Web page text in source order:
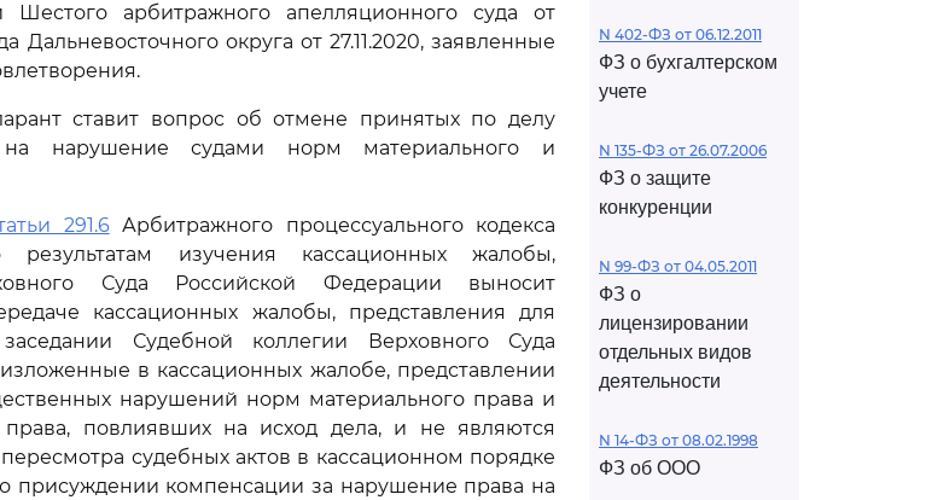
Шестого арбитражного апелляционного суда от
Дальневосточного округа от 27.11.2020, заявленные
ставит вопрос об отмене принятых по делу
на нарушение судами норм материального и
291.6Арбитражного процессуального кодекса
изучения кассационных жалобы,
Суда Российской Федерации выносит
кассационных жалобы, представления для
Судебной коллегии Верховного Суда
в кассационных жалобе, представлении
нарушений норм материального права и
повлиявших на исход дела, и не являются
судебных актов в кассационном порядке
присуждении компенсации за нарушение права на
N 402-ФЗ от 06.12.2011
ФЗ о бухгалтерском
учете
N 135-ФЗ от 26.07.2006
ФЗ о защите
конкуренции
N 99-ФЗ от 04.05.2011
ФЗ о
лицензировании
отдельных видов
деятельности
N 14-ФЗ от 08.02.1998
ФЗ об ООО